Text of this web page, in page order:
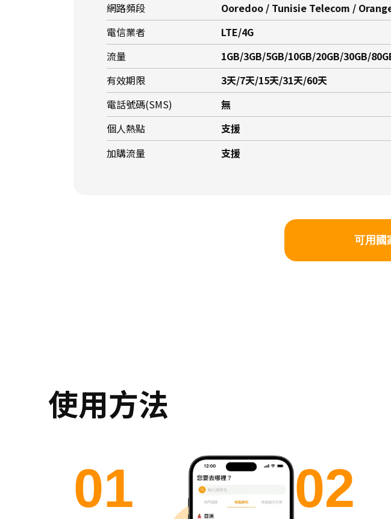
網路頻段
Ooredoo / Tunisie Telecom /
電信業者
LTE/4G
流量
1GB/3GB/5GB/10GB/20GB/30GB/
有效期限
3天/7天/15天/31天/60天
電話號碼(SMS)
無
個人熱點
支援
加購流量
支援
可用國
使用方法
01 02